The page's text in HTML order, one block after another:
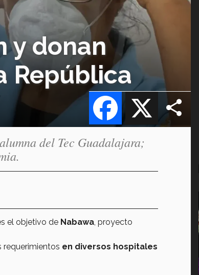
y donan
República
X
Facebook
del Tec Guadalajara;
el objetivo de Nabawa, proyecto
requerimientos en diversos hospitales